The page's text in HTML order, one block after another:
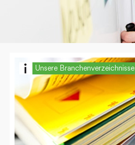
Unsere Branchenverzeichnisse